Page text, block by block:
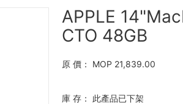
APPLE
CTO 48GB
原 價： MOP 21,839.00
庫 存： 此產品已下架